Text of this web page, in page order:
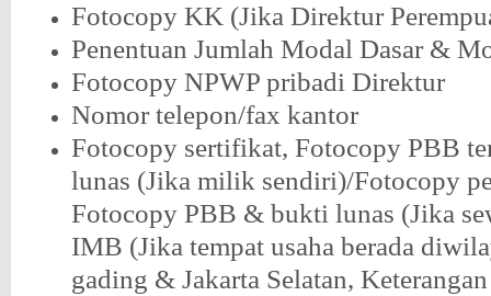
Fotocopy KK (Jika Direktur
Penentuan Jumlah Modal Dasar &
Fotocopy NPWP pribadi Direktur
Nomor telepon/fax kantor
Fotocopy sertifikat, Fotocopy PBB
lunas (Jika milik sendiri)/Fotocopy
Fotocopy PBB & bukti lunas (Jika
IMB (Jika tempat usaha berada
gading & Jakarta Selatan,